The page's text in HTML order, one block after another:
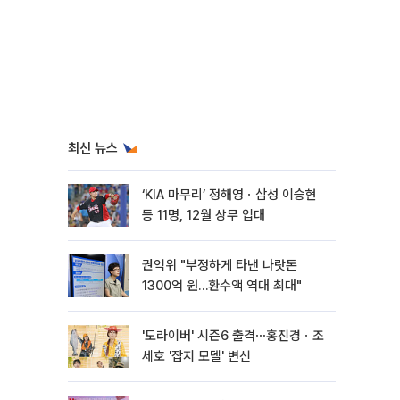
최신 뉴스
‘KIA 마무리’ 정해영ㆍ삼성 이승현
등 11명, 12월 상무 입대
권익위 "부정하게 타낸 나랏돈
1300억 원…환수액 역대 최대"
'도라이버' 시즌6 출격⋯홍진경ㆍ조
세호 '잡지 모델' 변신